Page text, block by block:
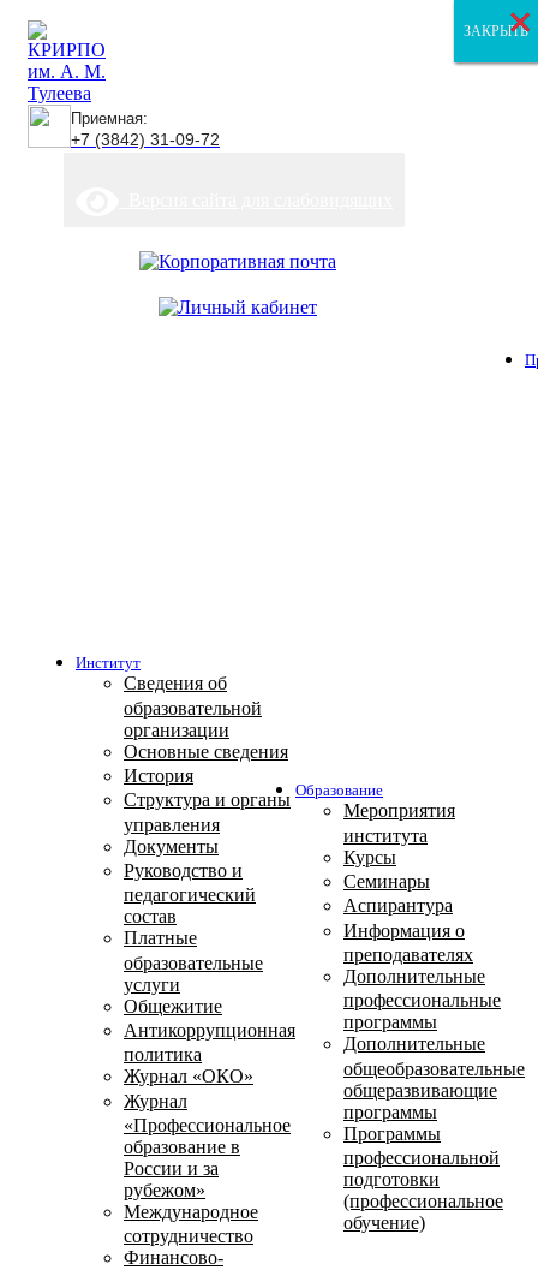
Приемная:
+7 (3842) 31-09-72
Институт
Сведения об
образовательной
организации
Основные сведения
История
Структура и органы
управления
Документы
Руководство и
педагогический
состав
Платные
образовательные
услуги
Общежитие
Антикоррупционная
политика
Журнал «ОКО»
Журнал
«Профессиональное
образование в
России и за
рубежом»
Международное
сотрудничество
Финансово-
Образование
Мероприятия
института
Курсы
Семинары
Аспирантура
Информация о
преподавателях
Дополнительные
профессиональные
программы
Дополнительные
общеобразовательные
общеразвивающие
программы
Программы
профессиональной
подготовки
(профессиональное
обучение)
ЗАКРЫТЬ
ЗАКРЫТЬ
ЗАКРЫТЬ
×
×
×